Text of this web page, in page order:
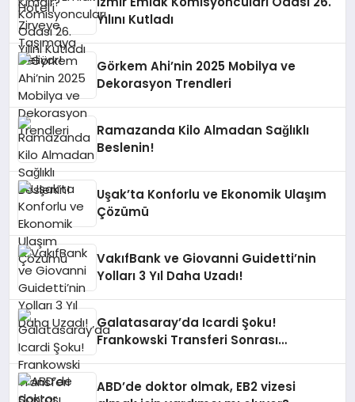
Yılını Kutladı
Görkem Ahi’nin 2025 Mobilya ve
Dekorasyon Trendleri
Ramazanda Kilo Almadan Sağlıklı
Beslenin!
Uşak’ta Konforlu ve Ekonomik Ulaşım
Çözümü
VakıfBank ve Giovanni Guidetti’nin
Yolları 3 Yıl Daha Uzadı!
Galatasaray’da Icardi Şoku!
Frankowski Transferi Sonrası
ABD’de doktor olmak, EB2 vizesi